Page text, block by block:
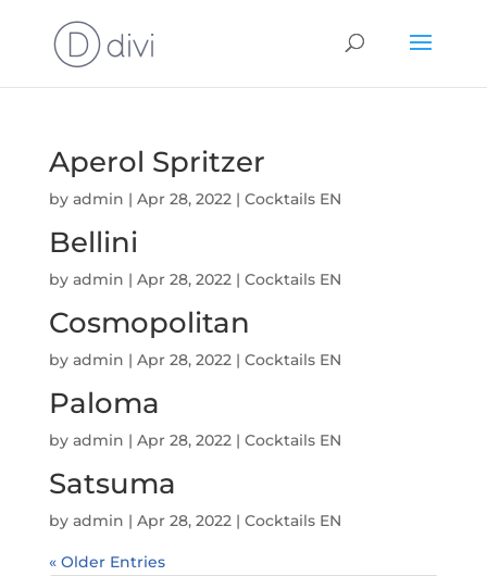
Aperol Spritzer
by admin | Apr 28, 2022| Cocktails EN
Bellini
by admin | Apr 28, 2022| Cocktails EN
Cosmopolitan
by admin | Apr 28, 2022| Cocktails EN
Paloma
by admin | Apr 28, 2022| Cocktails EN
Satsuma
by admin | Apr 28, 2022| Cocktails EN
« Older Entries